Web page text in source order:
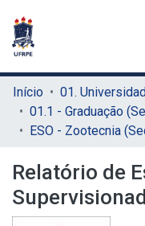
Início
01.1 - Graduação
ESO - Zootecnia
Relatório de